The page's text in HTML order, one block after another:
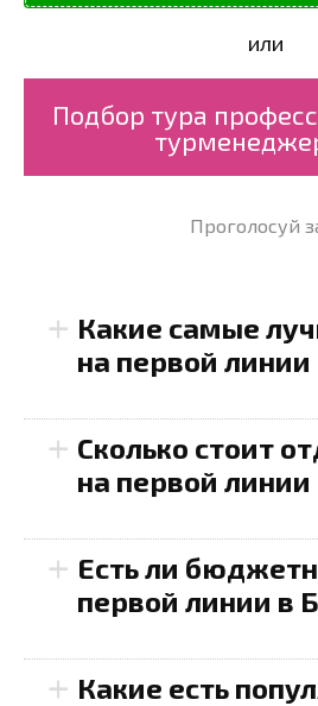
или
Подбор тура
Проголосуй
+ Какие самые
на первой линии
этот отель
широкой
ждут отличные
+ Сколько стоит
на первой линии
+ Есть ли
первой линии в
+ Какие есть